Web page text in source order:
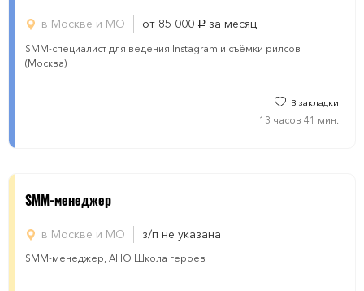
в Москве и МО от 85 000 руб. за месяц
SMM-специалист для ведения Instagram и съёмки рилсов
(Москва)
В закладки
13 часов 41 мин.
SMM-менеджер
в Москве и МО з/п не указана
SMM-менеджер, АНО Школа героев